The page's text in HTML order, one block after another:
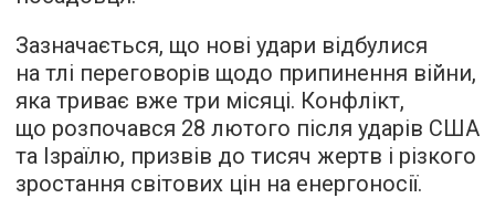
Зазначається, що нові удари відбулися
на тлі переговорів щодо припинення війни,
яка триває вже три місяці. Конфлікт,
що розпочався 28 лютого після ударів США
та Ізраїлю, призвів до тисяч жертв і різкого
зростання світових цін на енергоносії.